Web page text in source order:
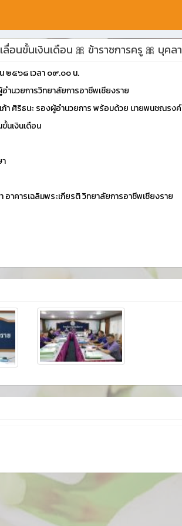
อนขั้นเงินเดือน 🎀 ข้าราชการครู 🎀 บุคล
๒๕๖๘ เวลา ๐๙.๐๐ น.
ำนวยการวิทยาลัยการอาชีพเชียงราย
ก้า ศิริธนะ รองผู้อำนวยการ พร้อมด้วย นายพนชณร
นเงินเดือน
อาคารเฉลิมพระเกียรติ วิทยาลัยการอาชีพเชียงราย